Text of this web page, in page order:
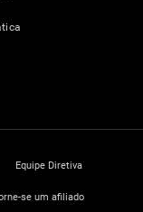
Equipe Diretiva
se um afiliado